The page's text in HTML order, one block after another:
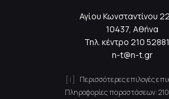
Αγίου Κωνσταντίνου
10437, Αθήνα
Τηλ. κέντρο 210
n-t@n-t.gr
Περισσότερες επιλογές
Πληροφορίες παραστάσεων: